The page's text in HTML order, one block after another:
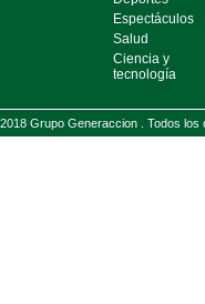
Espectáculos
Salud
Ciencia y
tecnología
2018 Grupo Generaccion . Todos